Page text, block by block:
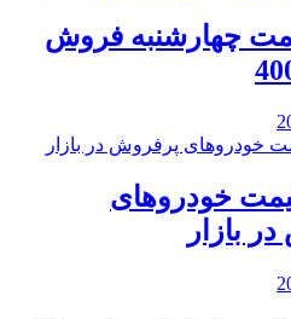
چهارشنبه فروش
خودرو‌های
بازار